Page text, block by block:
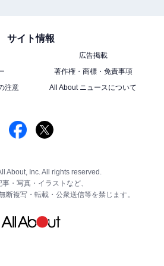
サイト情報
広告掲載
著作権・商標・免責事項
注意
All About ニュースについて
About, Inc. All rights reserved.
・写真・イラストなど、
断複写・転載・公衆送信等を禁じます。